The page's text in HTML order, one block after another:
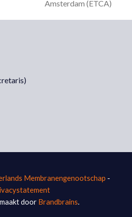
Amsterdam (ETCA)
Membranengenootschap -
door Brandbrains.